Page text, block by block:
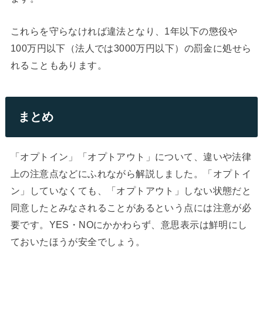
これらを守らなければ違法となり、1年以下の懲役や
100万円以下（法人では3000万円以下）の罰金に処せら
れることもあります。
まとめ
「オプトイン」「オプトアウト」について、違いや法律
上の注意点などにふれながら解説しました。「オプトイ
ン」していなくても、「オプトアウト」しない状態だと
同意したとみなされることがあるという点には注意が必
要です。YES・NOにかかわらず、意思表示は鮮明にし
ておいたほうが安全でしょう。